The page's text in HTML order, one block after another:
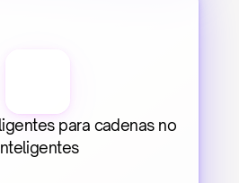
para cadenas no